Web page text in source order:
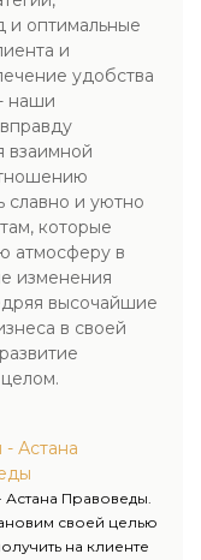
и оптимальные
и
удобства
наши
взаимной
славно и уютно
которые
атмосферу в
изменения
высочайшие
в своей
Астана
Правоведы.
своей целью
на клиенте